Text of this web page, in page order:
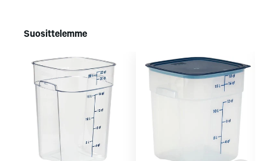
Valmistettu kestävästä polykarbonaatista
Kirkas - helpottaa inventointia
Suosittelemme